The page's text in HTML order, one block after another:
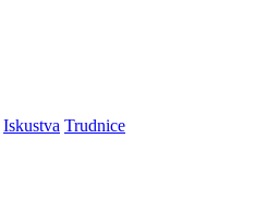
Iskustva Trudnice